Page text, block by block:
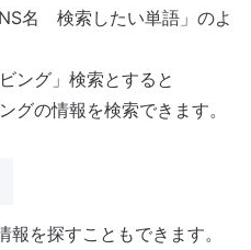
名 検索したい単語」のよ
グ」検索とすると
グの情報を検索できます。
を探すこともできます。